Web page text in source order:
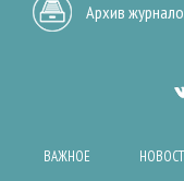
Архив
ВАЖНОЕ